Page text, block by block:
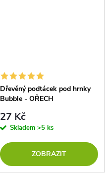
Dřevěný podtácek pod hrnky
Bubble - OŘECH
27 Kč
Skladem >5 ks
ZOBRAZIT